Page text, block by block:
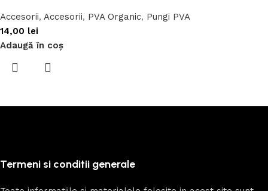
Accesorii, Accesorii, PVA Organic, Pungi PVA
14,00 lei
Adaugă în coș
Termeni si conditii generale